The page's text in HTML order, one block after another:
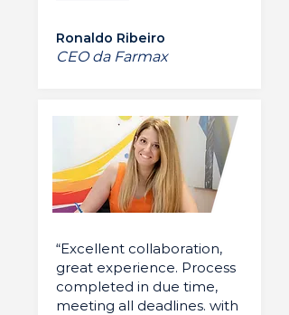
Ronaldo Ribeiro
CEO da Farmax
“Excellent collaboration,
great experience. Process
completed in due time,
meeting all deadlines. with